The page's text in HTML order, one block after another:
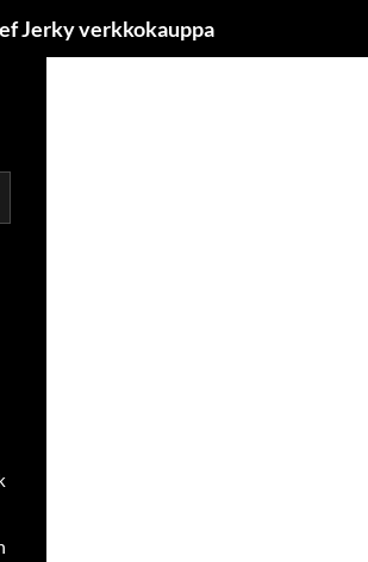
Jerky verkkokauppa